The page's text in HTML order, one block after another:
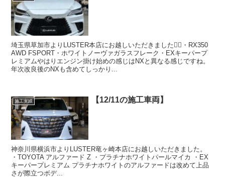
埼玉県草加市よりLUSTER本店にお越しいただきました🙇‍♂️・RX350
AWD FSPORT・ホワイトノーヴァガラスフレーク・EXキーパープ
レミアムやはりエンジン掛け始めの感じはNXと異なる感じですね。
年次改良後のNXも含めてしっかり...
施工実績 【12/11の施工車両】
神奈川県横浜市よりLUSTER竜ヶ崎本店にお越しいただきました。
・TOYOTA アルファード Z ・プラチナホワイトパールマイカ ・EX
キーパープレミアム プラチナホワイトのアルファードは改めて上品
さが際立つボデ...